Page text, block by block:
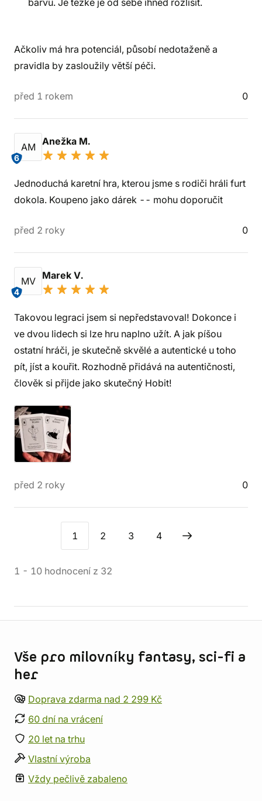
barvu. Je těžké je od sebe ihned rozlišit.
Ačkoliv má hra potenciál, působí nedotaženě a
pravidla by zasloužily větší péči.
před 1 rokem 0
AM
6
Anežka M.
Jednoduchá karetní hra, kterou jsme s rodiči hráli furt
dokola. Koupeno jako dárek -- mohu doporučit
před 2 roky 0
MV
4
Marek V.
Takovou legraci jsem si nepředstavoval! Dokonce i
ve dvou lidech si lze hru naplno užít. A jak píšou
ostatní hráči, je skutečně skvělé a autentické u toho
pít, jíst a kouřit. Rozhodně přidává na autentičnosti,
člověk si přijde jako skutečný Hobit!
před 2 roky 0
1 2 3 4
1 - 10 hodnocení z 32
Vše pro milovníky fantasy, sci-fi a
her
Doprava zdarma nad 2 299 Kč
60 dní na vrácení
20 let na trhu
Vlastní výroba
Vždy pečlivě zabaleno